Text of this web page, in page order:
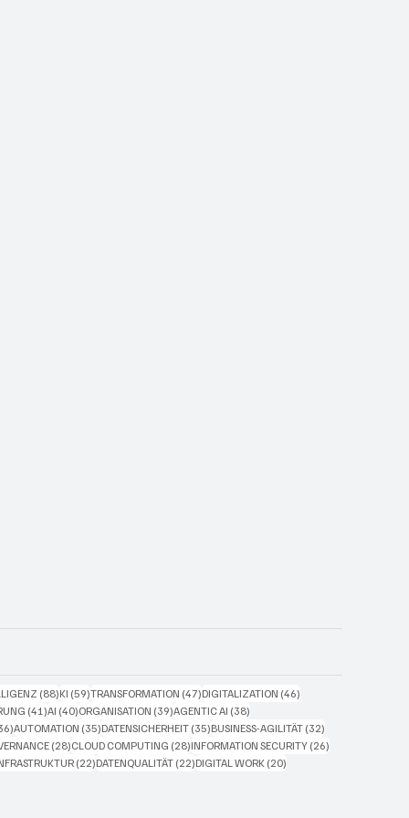
(88)88 Beiträge
KI (59)59 Beiträge
TRANSFORMATION (47)47 Beiträge
DIGITALIZATION (46)46 Beiträge
(41)41 Beiträge
AI (40)40 Beiträge
ORGANISATION (39)39 Beiträge
AGENTIC AI (38)38 Beiträge
36 Beiträge
AUTOMATION (35)35 Beiträge
DATENSICHERHEIT (35)35 Beiträge
BUSINESS-AGILITÄT (32)32 Beiträge
(28)28 Beiträge
CLOUD COMPUTING (28)28 Beiträge
INFORMATION SECURITY (26)26 Beiträge
Beiträge
(22)22 Beiträge
DATENQUALITÄT (22)22 Beiträge
DIGITAL WORK (20)20 Beiträge